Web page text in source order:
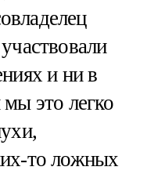
и ни в
это легко
то ложных